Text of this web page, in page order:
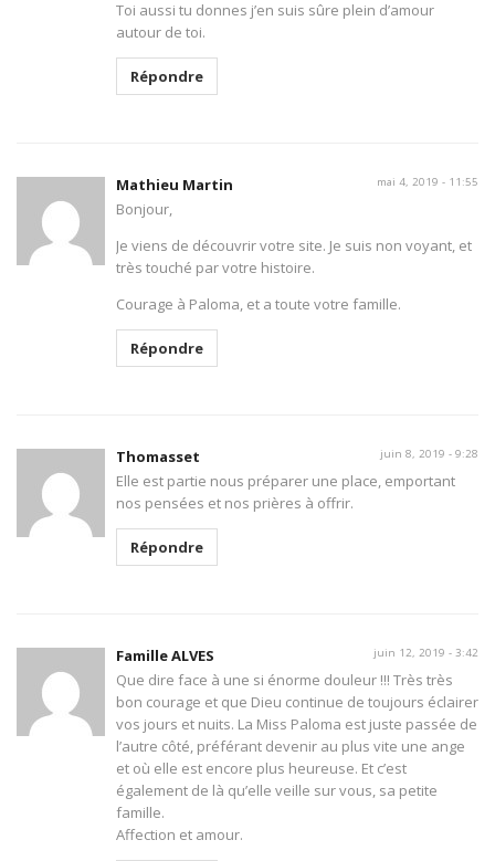
Toi aussi tu donnes j’en suis sûre plein d’amour
autour de toi.
Répondre
Mathieu Martin mai 4, 2019 - 11:55
Bonjour,
Je viens de découvrir votre site. Je suis non voyant, et
très touché par votre histoire.
Courage à Paloma, et a toute votre famille.
Répondre
Thomasset juin 8, 2019 - 9:28
Elle est partie nous préparer une place, emportant
nos pensées et nos prières à offrir.
Répondre
Famille ALVES juin 12, 2019 - 3:42
Que dire face à une si énorme douleur !!! Très très
bon courage et que Dieu continue de toujours éclairer
vos jours et nuits. La Miss Paloma est juste passée de
l’autre côté, préférant devenir au plus vite une ange
et où elle est encore plus heureuse. Et c’est
également de là qu’elle veille sur vous, sa petite
famille.
Affection et amour.